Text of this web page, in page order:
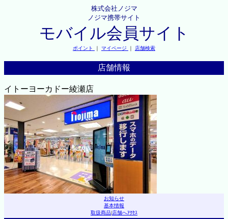
株式会社ノジマ
ノジマ携帯サイト
モバイル会員サイト
ポイント ｜ マイページ ｜ 店舗検索
店舗情報
イトーヨーカドー綾瀬店
お知らせ
基本情報
取扱商品|店舗へｱｸｾｽ